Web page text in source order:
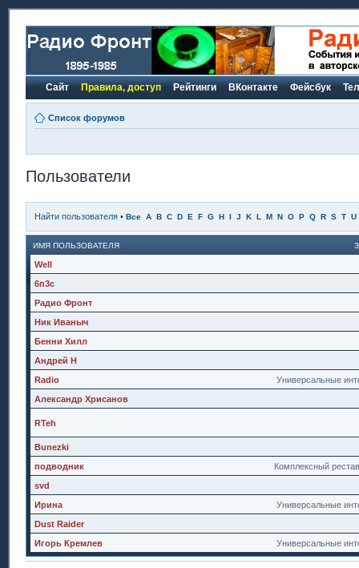
Сайт Правила, доступ Рейтинги ВКонтакте Фейсбук
Список форумов
Пользователи
Найти пользователя • Все A B C D E F G H I J K L M N O P Q R S T U
ИМЯ ПОЛЬЗОВАТЕЛЯ
Well
6п3с
Радио Фронт
Ник Иваныч
Бенни Хилл
Андрей Н
Универсальные
Radio
Александр Хрисанов
RTeh
Bunezki
Комплексный
подводник
svd
Универсальные
Ирина
Dust Raider
Универсальные
Игорь Кремлев